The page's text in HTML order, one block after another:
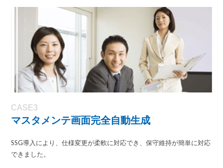
CASE3
マスタメンテ画面完全自動生成
SSG導入により、仕様変更が柔軟に対応でき、保守維持が簡単に対応
できました。